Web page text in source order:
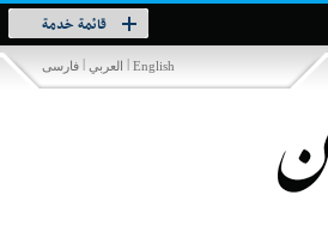
قائمة خدمة
Toggle
navigation
فارسی | العربي | English